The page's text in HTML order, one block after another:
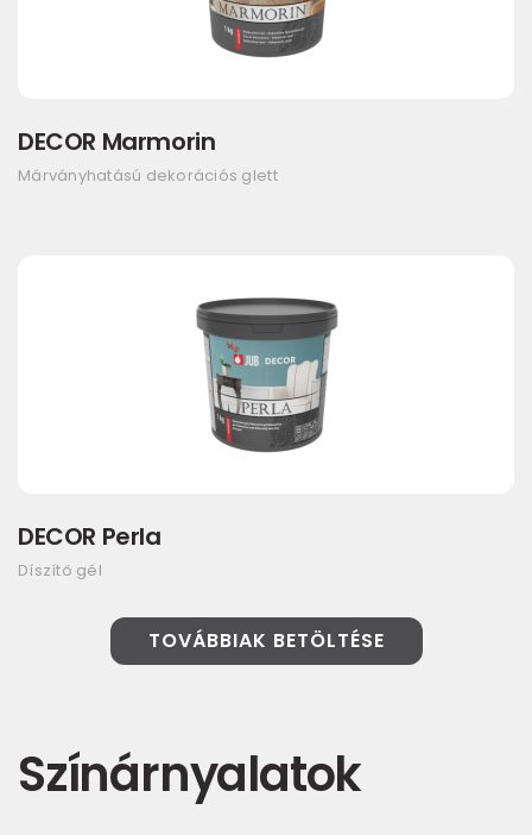
DECOR Marmorin
Márványhatású dekorációs glett
DECOR Perla
Díszítő gél
TOVÁBBIAK BETÖLTÉSE
Színárnyalatok